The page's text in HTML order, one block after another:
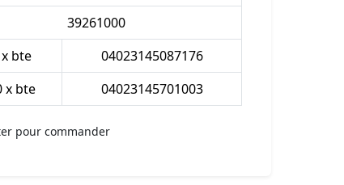
39261000
bte
04023145087176
x bte 04023145701003
pour commander